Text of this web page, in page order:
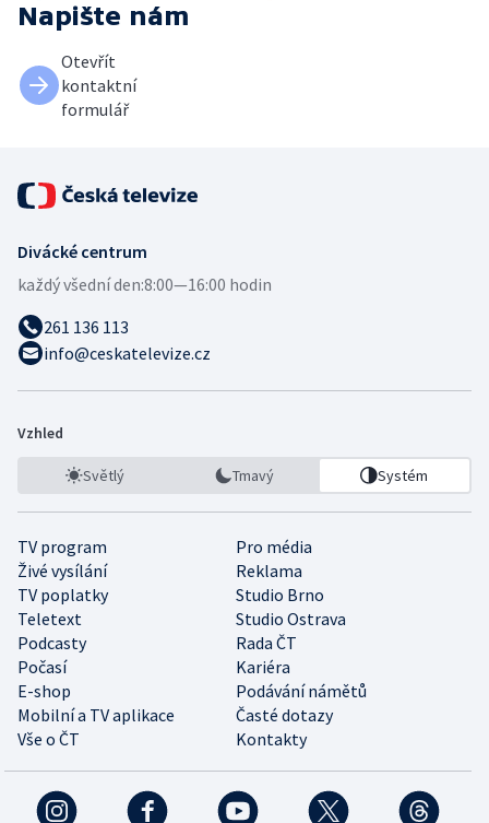
Napište nám
Otevřít
kontaktní
formulář
Divácké centrum
každý všední den:8:00—16:00 hodin
261 136 113
info@ceskatelevize.cz
Vzhled
Světlý Tmavý Systém
TV program
Pro média
Živé vysílání
Reklama
TV poplatky
Studio Brno
Teletext
Studio Ostrava
Podcasty
Rada ČT
Počasí
Kariéra
E-shop
Podávání námětů
Mobilní a TV aplikace
Časté dotazy
Vše o ČT
Kontakty